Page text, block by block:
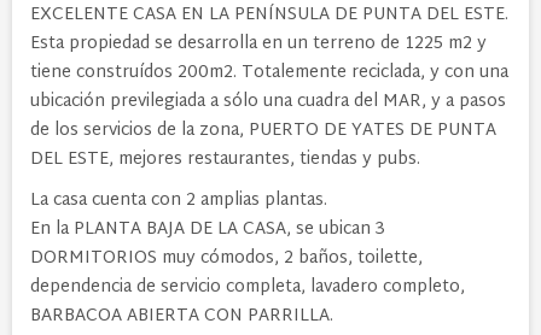
EXCELENTE CASA EN LA PENÍNSULA DE PUNTA DEL ESTE.
Esta propiedad se desarrolla en un terreno de 1225 m2 y
tiene construídos 200m2. Totalemente reciclada, y con una
ubicación previlegiada a sólo una cuadra del MAR, y a pasos
de los servicios de la zona, PUERTO DE YATES DE PUNTA
DEL ESTE, mejores restaurantes, tiendas y pubs.
La casa cuenta con 2 amplias plantas.
En la PLANTA BAJA DE LA CASA, se ubican 3
DORMITORIOS muy cómodos, 2 baños, toilette,
dependencia de servicio completa, lavadero completo,
BARBACOA ABIERTA CON PARRILLA.